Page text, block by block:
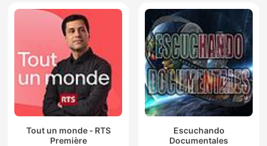
Tout un monde ‐ RTS
Première
Escuchando
Documentales